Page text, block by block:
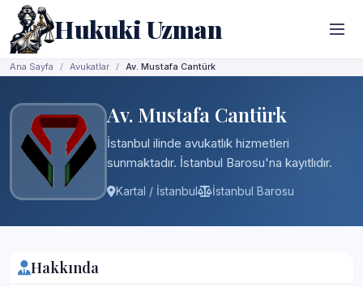
Hukuki Uzman
Ana Sayfa Avukatlar Av. Mustafa Cantürk
Av. Mustafa Cantürk
İstanbul ilinde avukatlık hizmetleri
sunmaktadır. İstanbul Barosu'na kayıtlıdır.
Kartal / İstanbul İstanbul Barosu
Hakkında